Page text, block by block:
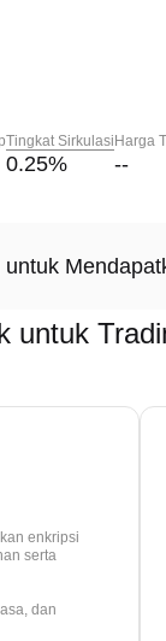
Tingkat Sirkulasi
0.25%
Harga
--
untuk
enkripsi
serta
dan